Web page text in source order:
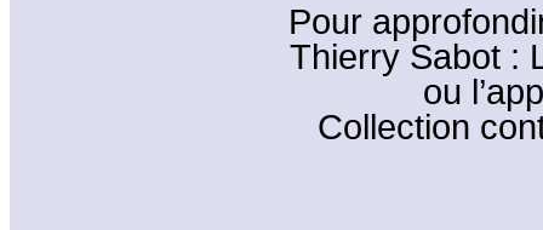
Pour
Thierry Sabot :
ou
Collection